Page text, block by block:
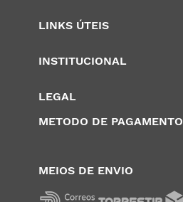
LINKS ÚTEIS
INSTITUCIONAL
LEGAL
METODO DE PAGAMENTO
MEIOS DE ENVIO